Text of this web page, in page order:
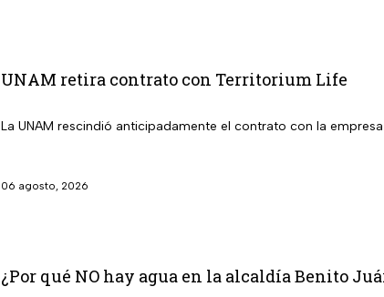
UNAM retira contrato con Territorium Life
La UNAM rescindió anticipadamente el contrato con la
06 agosto, 2026
¿Por qué NO hay agua en la alcaldía Benito